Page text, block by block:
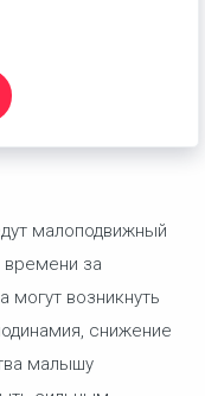
малоподвижный
времени за
могут возникнуть
снижение
малышу